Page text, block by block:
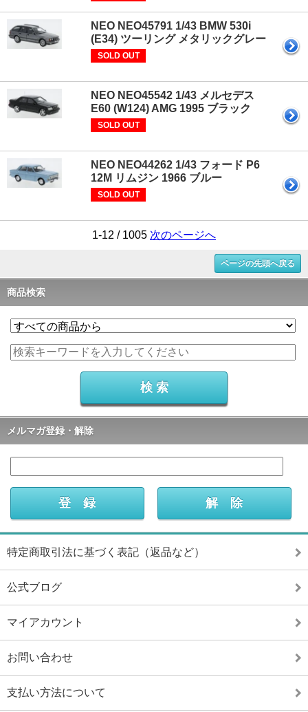
NEO NEO45791 1/43 BMW 530i
(E34) ツーリング メタリックグレー
SOLD OUT
NEO NEO45542 1/43 メルセデス
E60 (W124) AMG 1995 ブラック
SOLD OUT
NEO NEO44262 1/43 フォード P6
12M リムジン 1966 ブルー
SOLD OUT
1-12 / 1005 次のページへ
ページの先頭へ戻る
商品検索
メルマガ登録・解除
特定商取引法に基づく表記（返品など）
公式ブログ
マイアカウント
お問い合わせ
支払い方法について